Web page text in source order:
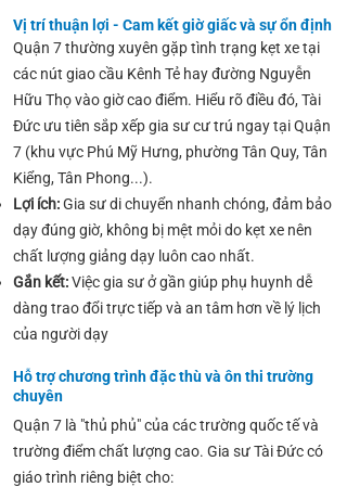
Vị trí thuận lợi - Cam kết giờ giấc và sự ổn định
Quận 7 thường xuyên gặp tình trạng kẹt xe tại
các nút giao cầu Kênh Tẻ hay đường Nguyễn
Hữu Thọ vào giờ cao điểm. Hiểu rõ điều đó, Tài
Đức ưu tiên sắp xếp gia sư cư trú ngay tại Quận
7 (khu vực Phú Mỹ Hưng, phường Tân Quy, Tân
Kiểng, Tân Phong...).
Lợi ích:Gia sư di chuyển nhanh chóng, đảm bảo
dạy đúng giờ, không bị mệt mỏi do kẹt xe nên
chất lượng giảng dạy luôn cao nhất.
Gắn kết:Việc gia sư ở gần giúp phụ huynh dễ
dàng trao đổi trực tiếp và an tâm hơn về lý lịch
của người dạy
Hỗ trợ chương trình đặc thù và ôn thi trường
chuyên
Quận 7 là "thủ phủ" của các trường quốc tế và
trường điểm chất lượng cao. Gia sư Tài Đức có
giáo trình riêng biệt cho: